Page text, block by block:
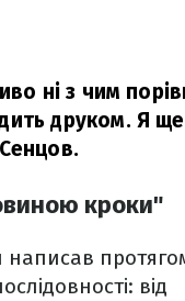
ні з чим
друком. Я ще
кроки"
написав
від